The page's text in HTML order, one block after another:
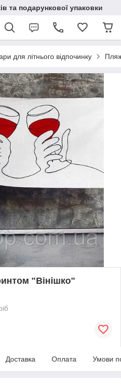
та подарункової упаковки
для літнього відпочинку
"Вінішко"
Доставка Оплата Умови